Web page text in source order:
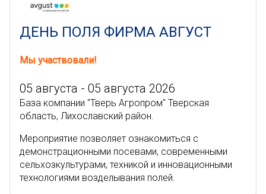
ДЕНЬ ПОЛЯ ФИРМА АВГУСТ
Мы участвовали!
05 августа - 05 августа 2026
База компании "Тверь Агропром" Тверская
область, Лихославский район.
Мероприятие позволяет ознакомиться с
демонстрационными посевами, современными
сельхозкультурами, техникой и инновационными
технологиями возделывания полей.